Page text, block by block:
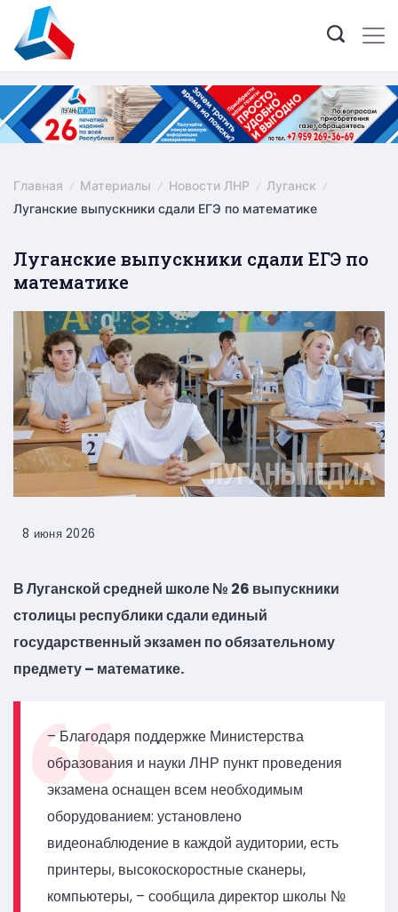
content
Главная Материалы Новости ЛНР
Луганск
Луганские выпускники сдали ЕГЭ по математике
Луганские выпускники сдали ЕГЭ по
математике
8 июня 2026
В Луганской средней школе № 26 выпускники
столицы республики сдали единый
государственный экзамен по обязательному
предмету – математике.
– Благодаря поддержке Министерства
образования и науки ЛНР пункт проведения
экзамена оснащен всем необходимым
оборудованием: установлено
видеонаблюдение в каждой аудитории, есть
принтеры, высокоскоростные сканеры,
компьютеры, – сообщила директор школы №